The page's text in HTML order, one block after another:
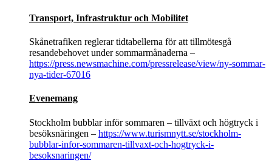
Transport, Infrastruktur och Mobilitet
Skånetrafiken reglerar tidtabellerna för att tillmötesgå
resandebehovet under sommarmånaderna –
https://press.newsmachine.com/pressrelease/view/ny-sommar-
nya-tider-67016
Evenemang
Stockholm bubblar inför sommaren – tillväxt och högtryck i
besöksnäringen – https://www.turismnytt.se/stockholm-
bubblar-infor-sommaren-tillvaxt-och-hogtryck-i-
besoksnaringen/